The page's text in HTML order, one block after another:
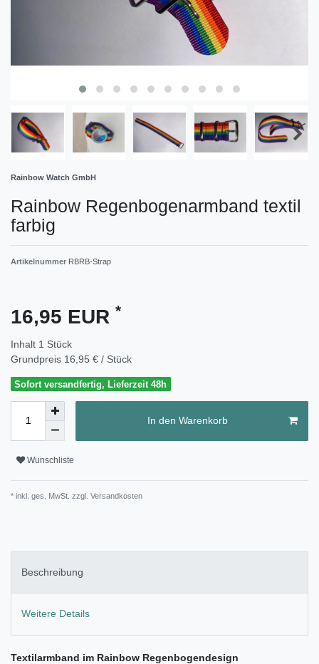
Rainbow Watch GmbH
Rainbow Regenbogenarmband textil
farbig
Artikelnummer RBRB-Strap
16,95 EUR *
Inhalt 1 Stück
Grundpreis 16,95 € / Stück
Sofort versandfertig, Lieferzeit 48h
In den Warenkorb
Wunschliste
* inkl. ges. MwSt. zzgl. Versandkosten
Beschreibung
Weitere Details
Textilarmband im Rainbow Regenbogendesign